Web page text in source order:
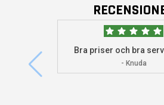
Bra priser och bra
- Knuda